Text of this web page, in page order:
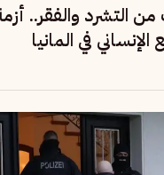
والفقر.. أزمة
في المانيا